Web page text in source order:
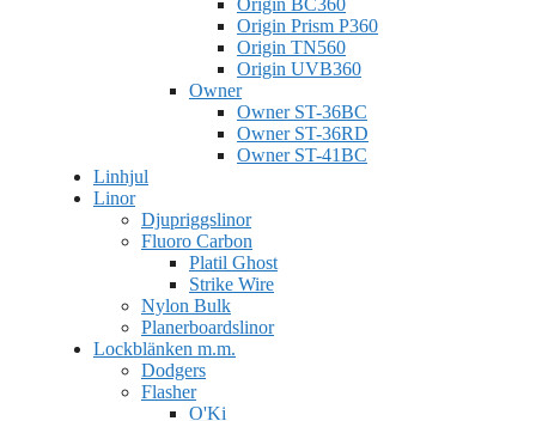
Origin Prism P360
Origin TN560
Origin UVB360
Owner
Owner ST-36BC
Owner ST-36RD
Owner ST-41BC
Linhjul
Linor
Djupriggslinor
Fluoro Carbon
Platil Ghost
Strike Wire
Nylon Bulk
Planerboardslinor
Lockblänken m.m.
Dodgers
Flasher
O'Ki